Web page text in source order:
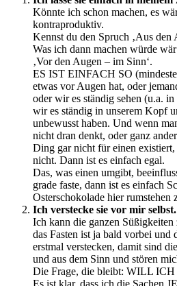
Könnte ich schon machen, es
kontraproduktiv.
Kennst du den Spruch ‚Aus den
Was ich dann machen würde
‚Vor den Augen – im Sinn‘.
ES IST EINFACH SO
etwas vor Augen hat, oder
oder wir es ständig sehen (u.a.
wir es ständig in unserem Kopf
unbewusst haben. Und wenn
nicht dran denkt, oder ganz
Ding gar nicht für einen existiert,
nicht. Dann ist es einfach egal.
Das, was einen umgibt,
grade faste, dann ist es einfach
Osterschokolade hier rumstehen
Ich verstecke sie vor mir selbst.
Ich kann die ganzen Süßigkeiten
das Fasten ist ja bald vorbei
erstmal verstecken, damit sind
und aus dem Sinn und stören
Die Frage, die bleibt: WILL